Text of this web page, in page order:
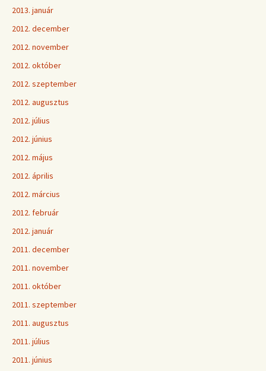
2013. január
2012. december
2012. november
2012. október
2012. szeptember
2012. augusztus
2012. július
2012. június
2012. május
2012. április
2012. március
2012. február
2012. január
2011. december
2011. november
2011. október
2011. szeptember
2011. augusztus
2011. július
2011. június